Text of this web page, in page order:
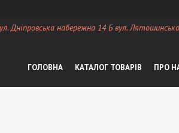
Дніпровська набережна 14 Б вул.
ГОЛОВНА КАТАЛОГ ТОВАРІВ ПРО